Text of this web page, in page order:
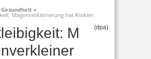
Gesundheit »
Magenverkleinerung hat Risiken
M
(dpa)